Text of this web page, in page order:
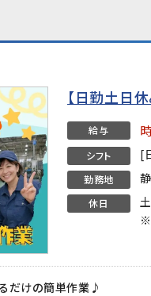
【日勤土日
給与
シフト [
勤務地
休日
※
だけの簡単作業♪